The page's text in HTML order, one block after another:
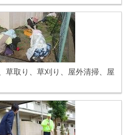
草取り、草刈り、屋外清掃、屋